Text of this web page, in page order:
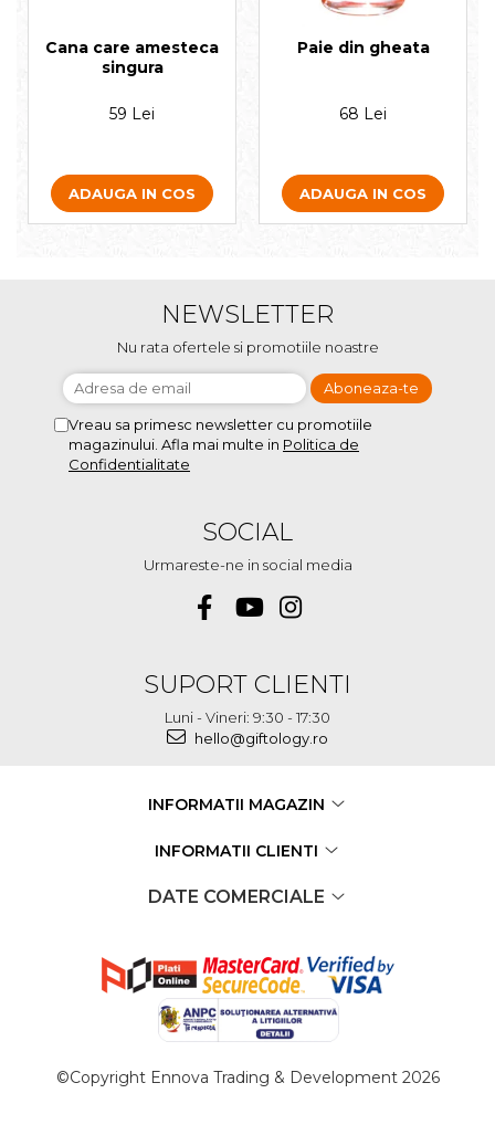
Cana care amesteca
singura
59 Lei
ADAUGA IN COS
Paie din gheata
68 Lei
ADAUGA IN COS
NEWSLETTER
Nu rata ofertele si promotiile noastre
Vreau sa primesc newsletter cu promotiile
magazinului. Afla mai multe in Politica de
Confidentialitate
SOCIAL
Urmareste-ne in social media
SUPORT CLIENTI
Luni - Vineri: 9:30 - 17:30
hello@giftology.ro
INFORMATII MAGAZIN
INFORMATII CLIENTI
DATE COMERCIALE
©Copyright Ennova Trading & Development 2026